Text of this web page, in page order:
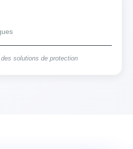
solutions de protection